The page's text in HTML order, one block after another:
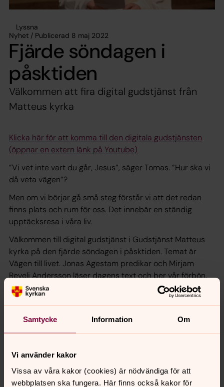
Samtycke Information Om
Vi använder kakor
Vissa av våra kakor (cookies) är nödvändiga för att
webbplatsen ska fungera. Här finns också kakor för
Lyssna
Nyhet / Publicerad 8 maj 2022
Fjärde söndagen i
påsktiden
Välkommen att fira digital gudstjänst från
Matteus kyrka
Klicka här för att komma till den digitala gudstjänsten
(öppnar en extern länk på Youtube)
”Vi vet inte vart du går, Jesus”, säger Tomas. ”Hur ska vi
då veta vägen”?
Men om vi börjar gå små steg förstår vi att det redan
finns plats och rum för oss. Det innebär en ständig
upptäcksresa i våra liv.
Välkommen till digital gudstjänst i Gudstjänst Matteus
kyrka på den fjärde söndagen i påsktiden. Temat är
Vägen till livet. Jonas Agestam predikar och Mirjam
Revelj Andersson läser dagens text och ber vår förbön.
Stefan Fred leder sången från orgeln och spelar ett
vackert postludium av Joseph Jongen.
Synpunkter eller frågor på sidans
innehåll?
norrkoping@svenskakyrkan.se